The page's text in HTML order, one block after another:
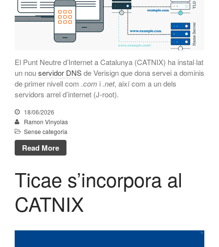
novembre 2023
octubre 2023
setembre 2023
maig 2023
abril 2023
març 2023
maig 2022
El Punt Neutre d’Internet a Catalunya (CATNIX) ha instal·lat
un nouservidor DNSde Verisign que dona servei a dominis
de primer nivell com .com i .net, així com a un dels
servidors arrel d’internet (J-root).
18/06/2026
Ramon Vinyolas
Sense categoria
Read More
Ticae s’incorpora al
CATNIX